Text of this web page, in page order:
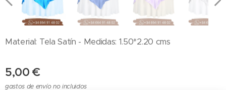
Material: Tela Satín - Medidas: 1.50*2.20 cms
5,00 €
gastos de envío no incluidos